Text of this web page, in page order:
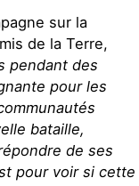
sur la
de la Terre,
pendant des
pour les
bataille,
de ses
pour voir si cette